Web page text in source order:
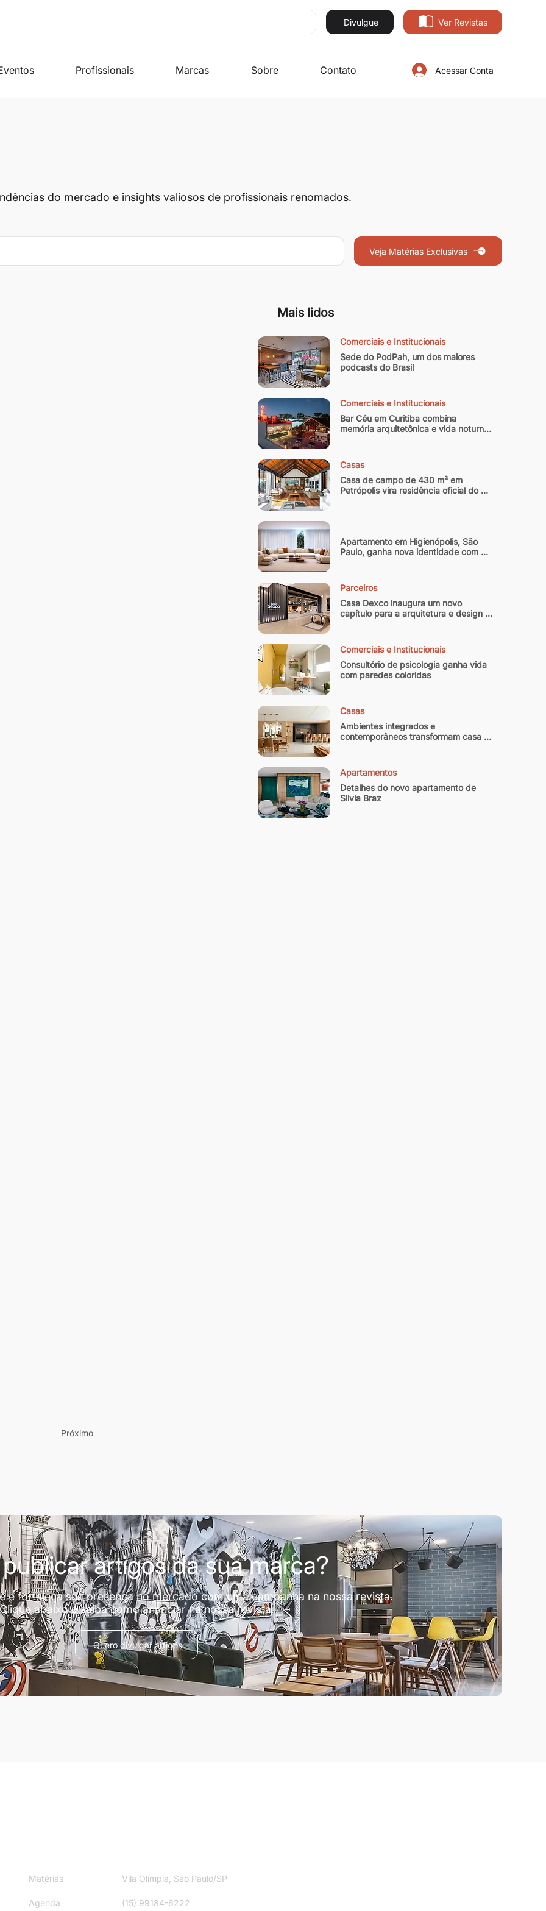
Divulgue Ver Revistas
Profissionais Marcas Sobre Contato Acessar Conta
do mercado e insights valiosos de profissionais renomados.
Veja Matérias Exclusivas
Próximo
Mais lidos
Comerciais e Institucionais
Sede do PodPah, um dos maiores
podcasts do Brasil
Comerciais e Institucionais
Bar Céu em Curitiba combina
memória arquitetônica e vida noturna
Casas
Casa de campo de 430 m² em
Petrópolis vira residência oficial do
Apartamento em Higienópolis, São
Paulo, ganha nova identidade com
Parceiros
Casa Dexco inaugura um novo
capítulo para a arquitetura e design
Comerciais e Institucionais
Consultório de psicologia ganha vida
com paredes coloridas
Casas
Ambientes integrados e
contemporâneos transformam casa
Apartamentos
Detalhes do novo apartamento de
Silvia Braz
artigos da sua marca?
e fortaleça sua presença no mercado com uma campanha na nossa revista.
abaixo e saiba como anunciar na nossa revista.
Quero divulgar artigos
Matérias
Agenda
Vila Olímpia, São Paulo/SP
(15) 99184-6222